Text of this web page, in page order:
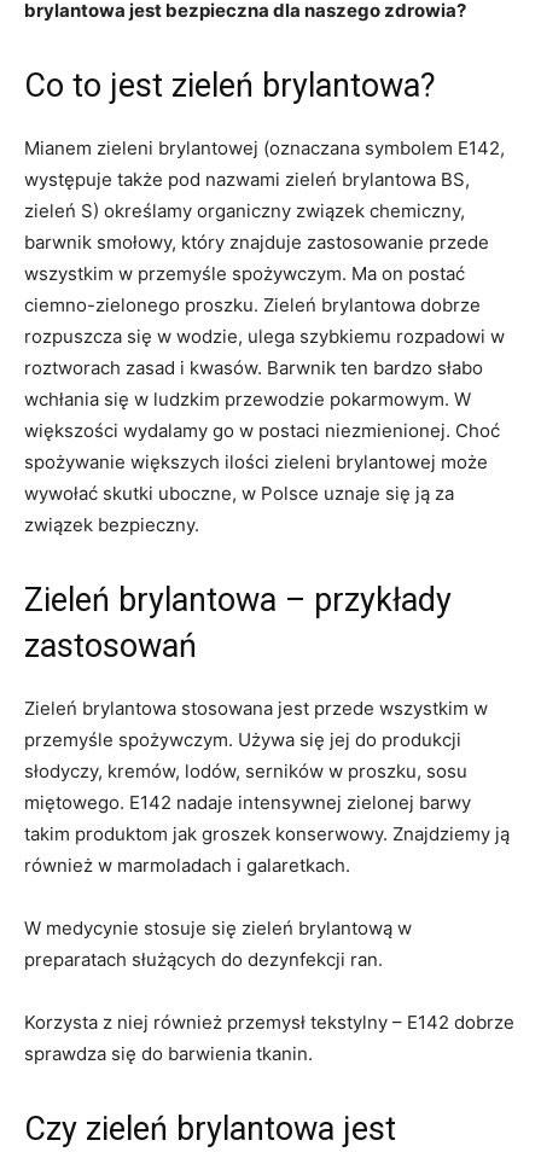
brylantowa jest bezpieczna dla naszego zdrowia?
Co to jest zieleń brylantowa?
Mianem zieleni brylantowej (oznaczana symbolem E142,
występuje także pod nazwami zieleń brylantowa BS,
zieleń S) określamy organiczny związek chemiczny,
barwnik smołowy, który znajduje zastosowanie przede
wszystkim w przemyśle spożywczym. Ma on postać
ciemno-zielonego proszku. Zieleń brylantowa dobrze
rozpuszcza się w wodzie, ulega szybkiemu rozpadowi w
roztworach zasad i kwasów. Barwnik ten bardzo słabo
wchłania się w ludzkim przewodzie pokarmowym. W
większości wydalamy go w postaci niezmienionej. Choć
spożywanie większych ilości zieleni brylantowej może
wywołać skutki uboczne, w Polsce uznaje się ją za
związek bezpieczny.
Zieleń brylantowa – przykłady
zastosowań
Zieleń brylantowa stosowana jest przede wszystkim w
przemyśle spożywczym. Używa się jej do produkcji
słodyczy, kremów, lodów, serników w proszku, sosu
miętowego. E142 nadaje intensywnej zielonej barwy
takim produktom jak groszek konserwowy. Znajdziemy ją
również w marmoladach i galaretkach.
W medycynie stosuje się zieleń brylantową w
preparatach służących do dezynfekcji ran.
Korzysta z niej również przemysł tekstylny – E142 dobrze
sprawdza się do barwienia tkanin.
Czy zieleń brylantowa jest